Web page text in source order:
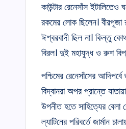
কাউন্টার রেনেসাঁস
রকমের লোক ছিলেন। বীরপূজা
ঈশ্বরবাদী ছিল না। কিন্তু
বিরল। দুই মহাযুদ্ধ ও রুশ
পশ্চিমের রেনেসাঁসের
বিদ্বানরা অপর প্রান্তে
উপনীত হতে সাহিত্যের বেলা
ল্যাটিনের পরিবর্তে জার্মান